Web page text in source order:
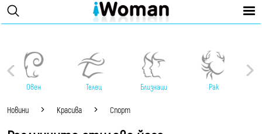
Овен Телец Близнаци Рак
Новини Красива Спорт